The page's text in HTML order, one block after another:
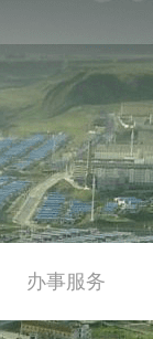
办事服务